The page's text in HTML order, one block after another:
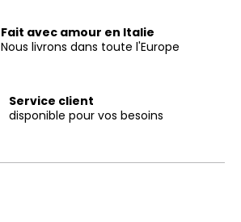
Fait avec amour en Italie
Nous livrons dans toute l'Europe
Service client
disponible pour vos besoins